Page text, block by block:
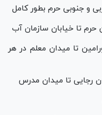
تا میدان معلم در هر